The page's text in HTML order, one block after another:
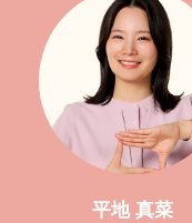
平地 真菜